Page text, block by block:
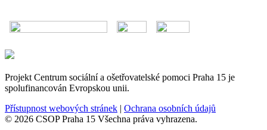
Projekt Centrum sociální a ošetřovatelské pomoci Praha 15 je
spolufinancován Evropskou unii.
Přístupnost webových stránek | Ochrana osobních údajů
© 2026 CSOP Praha 15 Všechna práva vyhrazena.